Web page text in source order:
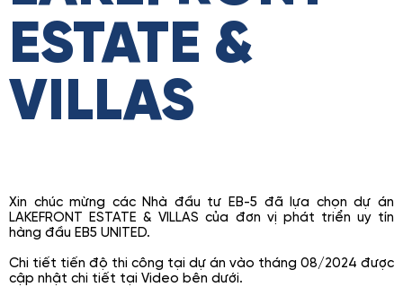
ESTATE &
VILLAS
Xin chúc mừng các Nhà đầu tư EB-5 đã lựa chọn dự án
LAKEFRONT ESTATE & VILLAS của đơn vị phát triển uy tín
hàng đầu EB5 UNITED.
Chi tiết tiến độ thi công tại dự án vào tháng 08/2024 được
cập nhật chi tiết tại Video bên dưới.